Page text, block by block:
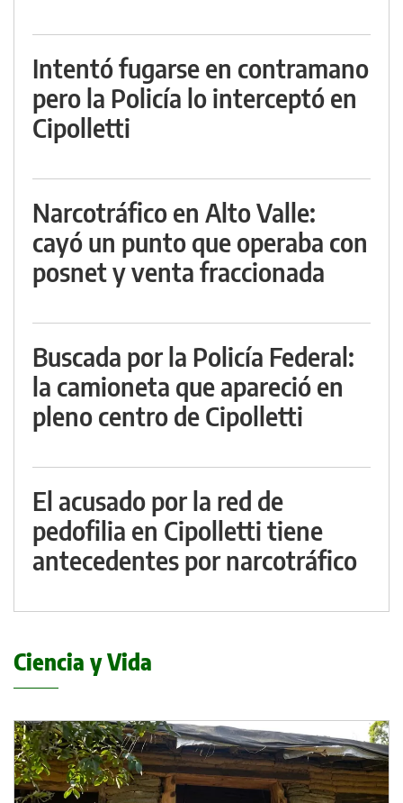
Intentó fugarse en contramano
pero la Policía lo interceptó en
Cipolletti
Narcotráfico en Alto Valle:
cayó un punto que operaba con
posnet y venta fraccionada
Buscada por la Policía Federal:
la camioneta que apareció en
pleno centro de Cipolletti
El acusado por la red de
pedofilia en Cipolletti tiene
antecedentes por narcotráfico
Ciencia y Vida